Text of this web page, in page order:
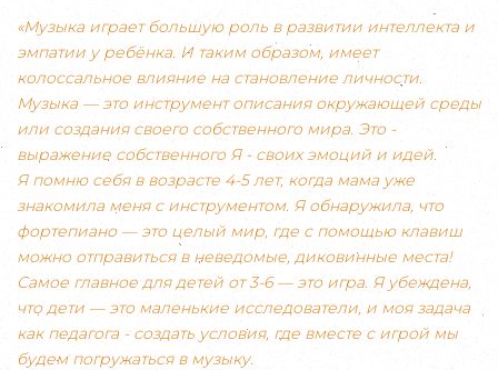
«Музыка играет большую роль в развитии интеллекта и
эмпатии у ребёнка. И таким образом, имеет
колоссальное влияние на становление личности.
Музыка — это инструмент описания окружающей среды
или создания своего собственного мира. Это -
выражение собственного Я - своих эмоций и идей.
Я помню себя в возрасте 4-5 лет, когда мама уже
знакомила меня с инструментом. Я обнаружила, что
фортепиано — это целый мир, где с помощью клавиш
можно отправиться в неведомые, диковинные места!
Самое главное для детей от 3-6 — это игра. Я убеждена,
что дети — это маленькие исследователи, и моя задача
как педагога - создать условия, где вместе с игрой мы
будем погружаться в музыку.